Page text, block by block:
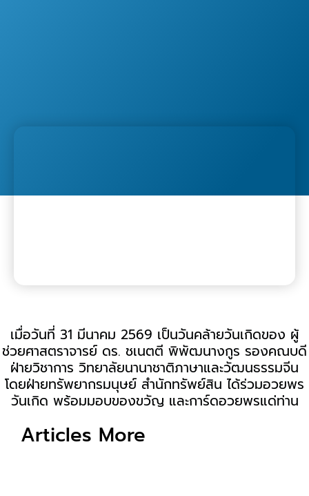
เมื่อวันที่ 31 มีนาคม 2569 เป็นวันคล้ายวันเกิดของ ผู้
ช่วยศาสตราจารย์ ดร. ชเนตตี พิพัฒนางกูร รองคณบดี
ฝ่ายวิชาการ วิทยาลัยนานาชาติภาษาและวัฒนธรรมจีน
โดยฝ่ายทรัพยากรมนุษย์ สำนักทรัพย์สิน ได้ร่วมอวยพร
วันเกิด พร้อมมอบของขวัญ และการ์ดอวยพรแด่ท่าน
Articles More